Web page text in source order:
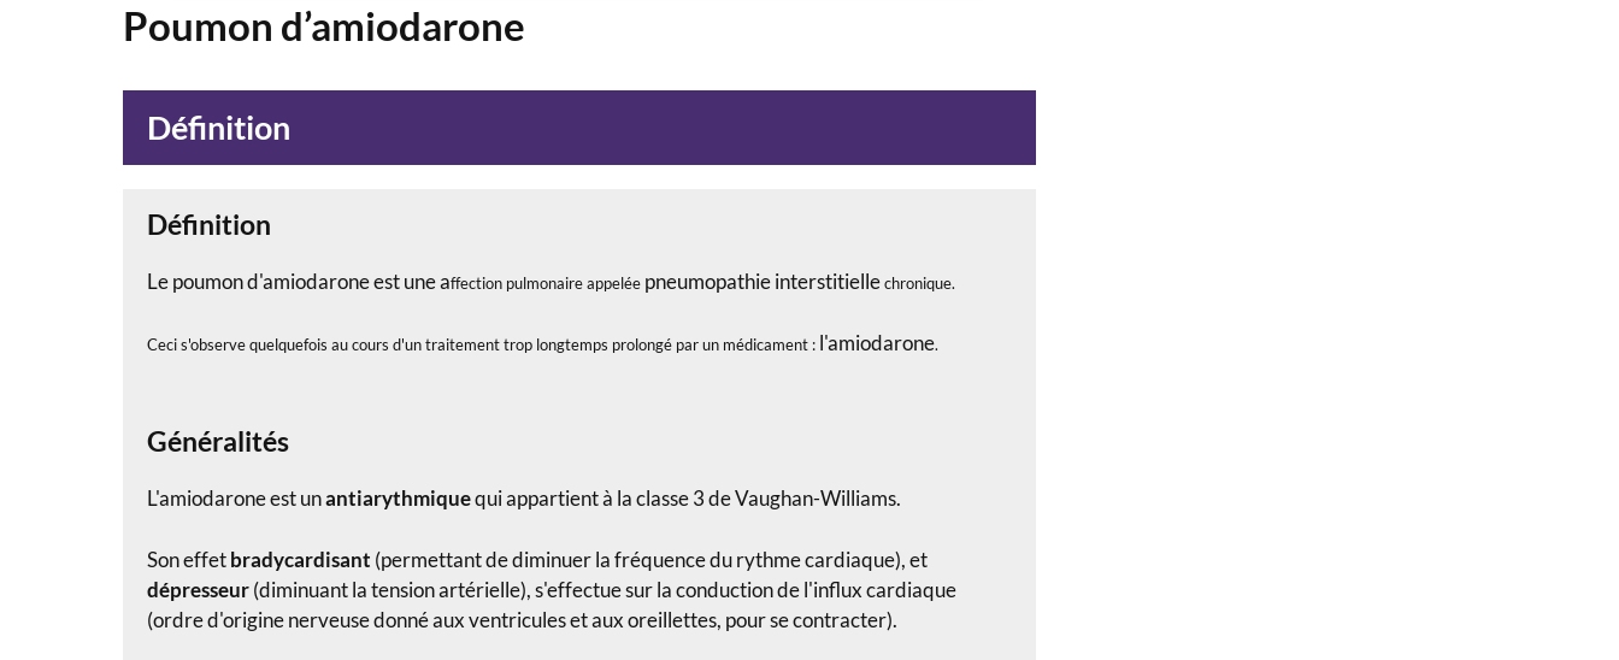
Poumon d’amiodarone
Définition
Définition
Le poumon d'amiodarone est une affection pulmonaire appelée pneumopathieinterstitiellechronique.
Ceci s'observe quelquefois au cours d'un traitement trop longtemps prolongé par un médicament : l'amiodarone.
Généralités
L'amiodarone est unantiarythmiquequi appartient à la classe 3 de Vaughan-Williams.
Son effetbradycardisant (permettant de diminuer la fréquence du rythme cardiaque), et
dépresseur(diminuant la tension artérielle), s'effectue sur la conduction de l'influx cardiaque
(ordre d'origine nerveuse donné aux ventricules et aux oreillettes, pour se contracter).